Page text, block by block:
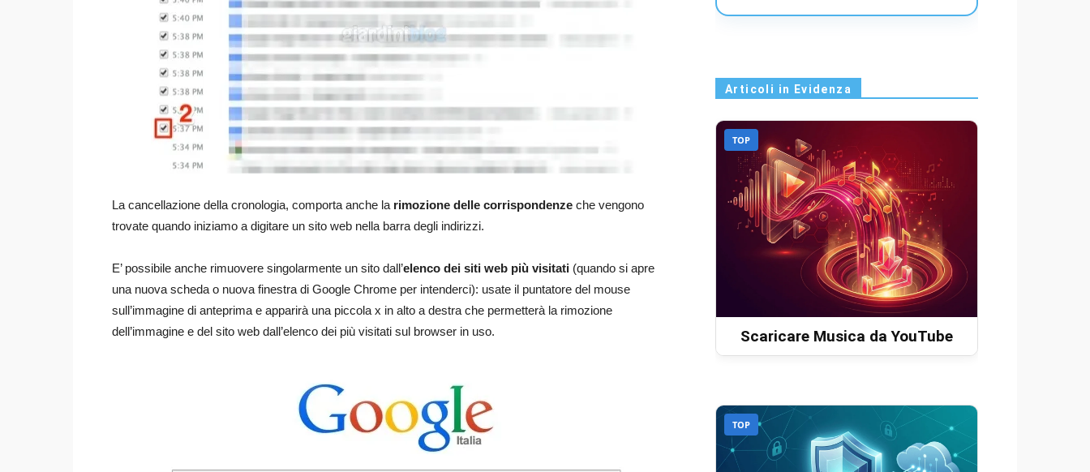
La cancellazione della cronologia, comporta anche la rimozione delle corrispondenze che vengono
trovate quando iniziamo a digitare un sito web nella barra degli indirizzi.
E’ possibile anche rimuovere singolarmente un sito dall’elenco dei siti web più visitati (quando si apre
una nuova scheda o nuova finestra di Google Chrome per intenderci): usate il puntatore del mouse
sull’immagine di anteprima e apparirà una piccola x in alto a destra che permetterà la rimozione
dell’immagine e del sito web dall’elenco dei più visitati sul browser in uso.
Articoli in Evidenza
TOP
Scaricare Musica da YouTube
TOP